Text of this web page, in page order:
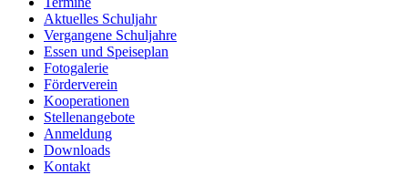
Aktuelles Schuljahr
Vergangene Schuljahre
Essen und Speiseplan
Fotogalerie
Förderverein
Kooperationen
Stellenangebote
Anmeldung
Downloads
Kontakt